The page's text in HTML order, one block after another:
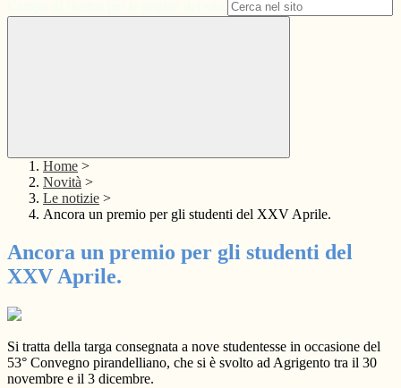
Home >
Novità >
Le notizie >
Ancora un premio per gli studenti del XXV Aprile.
Ancora un premio per gli studenti del
XXV Aprile.
Si tratta della targa consegnata a nove studentesse in occasione del
53° Convegno pirandelliano, che si è svolto ad Agrigento tra il 30
novembre e il 3 dicembre.